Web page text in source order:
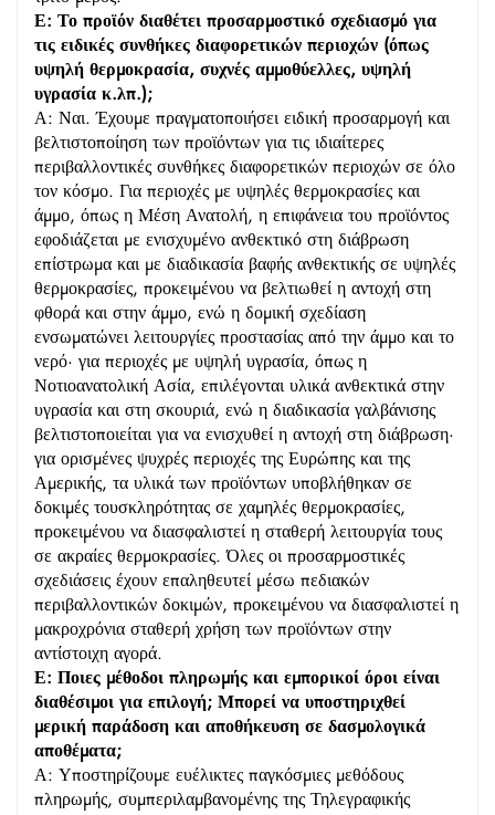
Ε: Το προϊόν διαθέτει προσαρμοστικό σχεδιασμό για
τις ειδικές συνθήκες διαφορετικών περιοχών (όπως
υψηλή θερμοκρασία, συχνές αμμοθύελλες, υψηλή
υγρασία κ.λπ.);
Α: Ναι. Έχουμε πραγματοποιήσει ειδική προσαρμογή και
βελτιστοποίηση των προϊόντων για τις ιδιαίτερες
περιβαλλοντικές συνθήκες διαφορετικών περιοχών σε όλο
τον κόσμο. Για περιοχές με υψηλές θερμοκρασίες και
άμμο, όπως η Μέση Ανατολή, η επιφάνεια του προϊόντος
εφοδιάζεται με ενισχυμένο ανθεκτικό στη διάβρωση
επίστρωμα και με διαδικασία βαφής ανθεκτικής σε υψηλές
θερμοκρασίες, προκειμένου να βελτιωθεί η αντοχή στη
φθορά και στην άμμο, ενώ η δομική σχεδίαση
ενσωματώνει λειτουργίες προστασίας από την άμμο και το
νερό· για περιοχές με υψηλή υγρασία, όπως η
Νοτιοανατολική Ασία, επιλέγονται υλικά ανθεκτικά στην
υγρασία και στη σκουριά, ενώ η διαδικασία γαλβάνισης
βελτιστοποιείται για να ενισχυθεί η αντοχή στη διάβρωση·
για ορισμένες ψυχρές περιοχές της Ευρώπης και της
Αμερικής, τα υλικά των προϊόντων υποβλήθηκαν σε
δοκιμές τουσκληρότητας σε χαμηλές θερμοκρασίες,
προκειμένου να διασφαλιστεί η σταθερή λειτουργία τους
σε ακραίες θερμοκρασίες. Όλες οι προσαρμοστικές
σχεδιάσεις έχουν επαληθευτεί μέσω πεδιακών
περιβαλλοντικών δοκιμών, προκειμένου να διασφαλιστεί η
μακροχρόνια σταθερή χρήση των προϊόντων στην
αντίστοιχη αγορά.
Ε: Ποιες μέθοδοι πληρωμής και εμπορικοί όροι είναι
διαθέσιμοι για επιλογή; Μπορεί να υποστηριχθεί
μερική παράδοση και αποθήκευση σε δασμολογικά
αποθέματα;
Α: Υποστηρίζουμε ευέλικτες παγκόσμιες μεθόδους
πληρωμής, συμπεριλαμβανομένης της Τηλεγραφικής